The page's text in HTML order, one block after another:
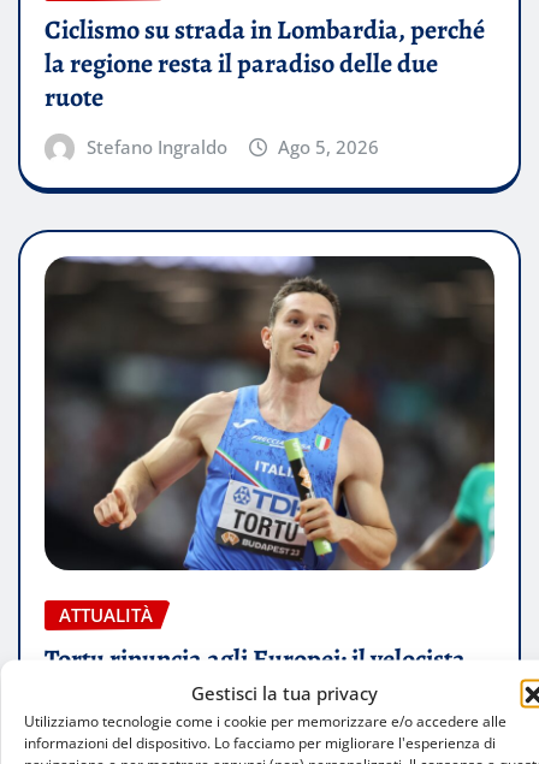
Gestisci la tua privacy
Utilizziamo tecnologie come i cookie per memorizzare e/o accedere alle
informazioni del dispositivo. Lo facciamo per migliorare l'esperienza di
Ciclismo su strada in Lombardia, perché
la regione resta il paradiso delle due
ruote
Stefano Ingraldo Ago 5, 2026
ATTUALITÀ
Tortu rinuncia agli Europei: il velocista
milanese dà forfait
Luca Talotta Ago 4, 2026